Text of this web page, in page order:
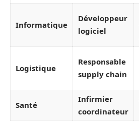
Informatique
Développeur
logiciel
Logistique
Responsable
supply chain
Santé
Infirmier
coordinateur